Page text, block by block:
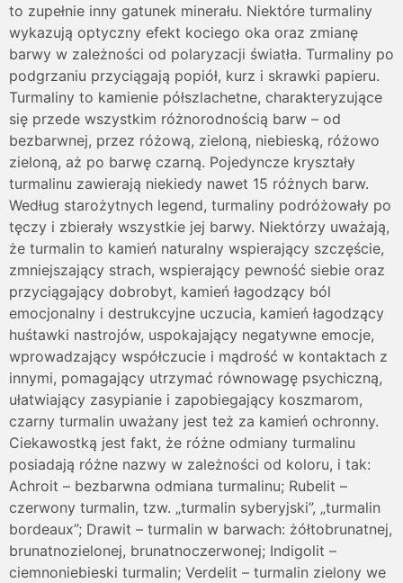
to zupełnie inny gatunek minerału. Niektóre turmaliny
wykazują optyczny efekt kociego oka oraz zmianę
barwy w zależności od polaryzacji światła. Turmaliny po
podgrzaniu przyciągają popiół, kurz i skrawki papieru.
Turmaliny to kamienie półszlachetne, charakteryzujące
się przede wszystkim różnorodnością barw – od
bezbarwnej, przez różową, zieloną, niebieską, różowo
zieloną, aż po barwę czarną. Pojedyncze kryształy
turmalinu zawierają niekiedy nawet 15 różnych barw.
Według starożytnych legend, turmaliny podróżowały po
tęczy i zbierały wszystkie jej barwy. Niektórzy uważają,
że turmalin to kamień naturalny wspierający szczęście,
zmniejszający strach, wspierający pewność siebie oraz
przyciągający dobrobyt, kamień łagodzący ból
emocjonalny i destrukcyjne uczucia, kamień łagodzący
huśtawki nastrojów, uspokajający negatywne emocje,
wprowadzający współczucie i mądrość w kontaktach z
innymi, pomagający utrzymać równowagę psychiczną,
ułatwiający zasypianie i zapobiegający koszmarom,
czarny turmalin uważany jest też za kamień ochronny.
Ciekawostką jest fakt, że różne odmiany turmalinu
posiadają różne nazwy w zależności od koloru, i tak:
Achroit – bezbarwna odmiana turmalinu; Rubelit –
czerwony turmalin, tzw. „turmalin syberyjski”, „turmalin
bordeaux”; Drawit – turmalin w barwach: żółtobrunatnej,
brunatnozielonej, brunatnoczerwonej; Indigolit –
ciemnoniebieski turmalin; Verdelit – turmalin zielony we